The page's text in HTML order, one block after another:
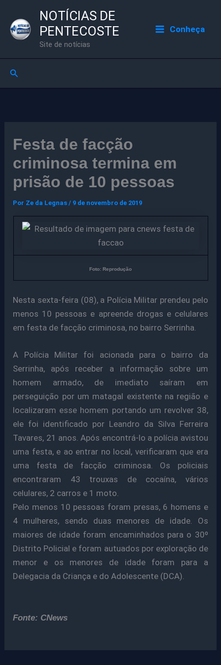
para
NOTÍCIAS DE
PENTECOSTE
Site de notícias
Conheça
Pesquisar
Festa de facção
criminosa termina em
prisão de 10 pessoas
Por Ze da Legnas/ 9 de novembro de 2019
Foto: Reprodução
Nesta sexta-feira (08), a Polícia Militar prendeu pelo
menos 10 pessoas e apreende drogas e celulares
em festa de facção criminosa, no bairro Serrinha.
A Polícia Militar foi acionada para o bairro da
Serrinha, após receber a informação sobre um
homem armado, de imediato saíram em
perseguição por um matagal existente na região e
localizaram esse homem portando um revolver 38,
ele foi identificado por Leandro da Silva Ferreira
Tavares, 21 anos. Após encontrá-lo a polícia avistou
uma festa, e ao entrar no local, verificaram que era
uma festa de facção criminosa. Os policiais
encontraram 43 trouxas de cocaína, vários
celulares, 2 carros e 1 moto.
Pelo menos 10 pessoas foram presas, 6 homens e
4 mulheres, sendo duas menores de idade. Os
maiores de idade foram encaminhados para o 30º
Distrito Policial e foram autuados por exploração de
menor e os menores de idade foram para a
Delegacia da Criança e do Adolescente (DCA).
Fonte: CNews